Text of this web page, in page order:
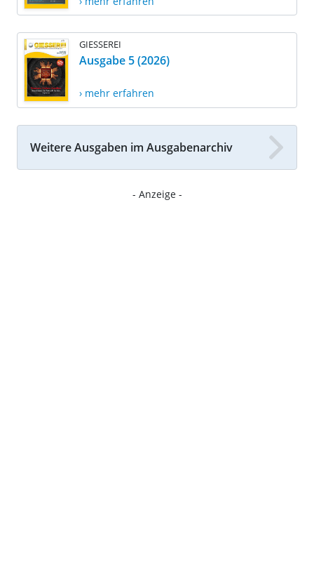
GIESSEREI
Ausgabe 5 (2026)
› mehr erfahren
Weitere Ausgaben im Ausgabenarchiv
- Anzeige -